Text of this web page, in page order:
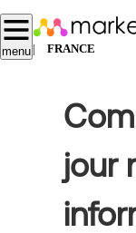
Aller
au
contenu
principal
menu | FRANCE
jour